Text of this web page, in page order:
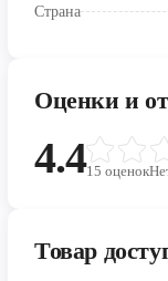
Страна
Оценки и
4.415 оценок
Товар